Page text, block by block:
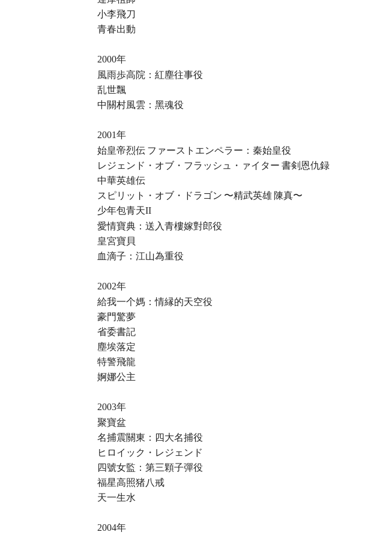
小李飛刀
青春出動
2000年
風雨歩高院：紅塵往事役
乱世飄
中關村風雲：黑魂役
2001年
始皇帝烈伝 ファーストエンペラー：秦始皇役
レジェンド・オブ・フラッシュ・ァイター 書剣恩仇録
中華英雄伝
スピリット・オブ・ドラゴン 〜精武英雄 陳真〜
少年包青天II
愛情寶典：送入青樓嫁對郎役
皇宮寶貝
血滴子：江山為重役
2002年
給我一个媽：情縁的天空役
豪門驚夢
省委書記
塵埃落定
特警飛龍
婀娜公主
2003年
聚寶盆
名捕震關東：四大名捕役
ヒロイック・レジェンド
四號女監：第三顆子彈役
福星高照猪八戒
天一生水
2004年